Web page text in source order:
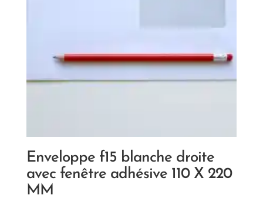
Enveloppe f15 blanche droite
avec fenêtre adhésive 110 X 220
MM